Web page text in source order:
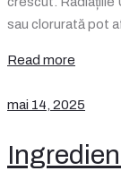
sau clorurată pot
Read more
mai 14, 2025